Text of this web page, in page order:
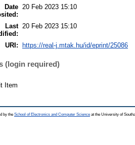
Date 20 Feb 2023 15:10
Last 20 Feb 2023 15:10
URI: https://real-j.mtak.hu/id/eprint/25086
(login required)
Item
by the School of Electronics and Computer Science at the University of